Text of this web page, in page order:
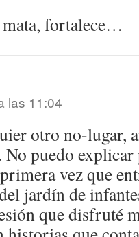
fortalece…
las 11:04
otro no-lugar,
No puedo
vez que
jardín de
que disfruté